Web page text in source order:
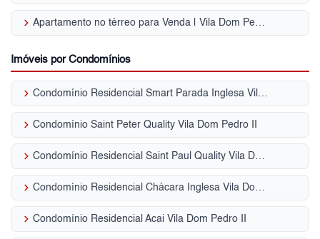
keyboard_arrow_right Apartamento no térreo para Venda | Vila Dom Pedro II
Imóveis por Condomínios
keyboard_arrow_right Condomínio Residencial Smart Parada Inglesa Vila Dom Pedro II
keyboard_arrow_right Condomínio Saint Peter Quality Vila Dom Pedro II
keyboard_arrow_right Condomínio Residencial Saint Paul Quality Vila Dom Pedro II
keyboard_arrow_right Condomínio Residencial Chácara Inglesa Vila Dom Pedro II
keyboard_arrow_right Condomínio Residencial Acai Vila Dom Pedro II